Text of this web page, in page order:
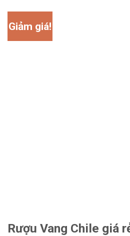
Giảm giá!
Rượu Vang Chile giá